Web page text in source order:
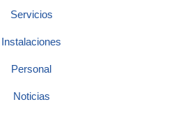
Servicios
Instalaciones
Personal
Noticias